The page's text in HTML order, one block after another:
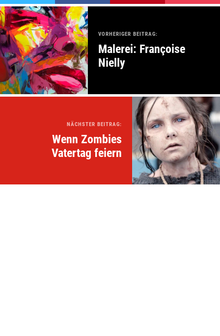
VORHERIGER BEITRAG:
Malerei: Françoise
Nielly
NÄCHSTER BEITRAG:
Wenn Zombies
Vatertag feiern